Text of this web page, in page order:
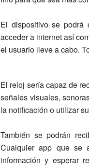
El dispositivo se podrá
acceder a internet así
el usuario lleve a cabo.
El reloj sería capaz de
señales visuales,
la notificación o utilizar
También se podrán
Cualquier app que se
información y esperar